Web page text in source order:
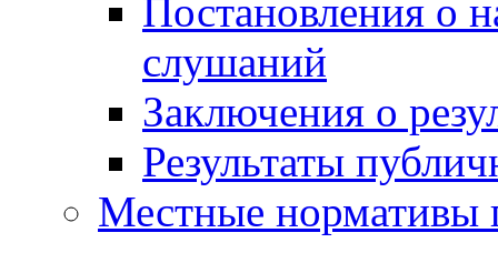
Постановления о
слушаний
Заключения о
Результаты
Местные нормативы